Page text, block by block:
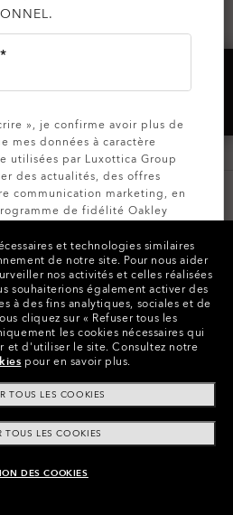
PRODUIT
PASSER UNE
et technologies similaires
de notre site. Pour nous aider
nos activités et celles réalisées
souhaiterions également activer des
à des fins analytiques, sociales et de
cliquez sur « Refuser tous les
les cookies nécessaires qui
et d'utiliser le site. Consultez notre
pour en savoir plus.
TOUS LES COOKIES
TOUS LES COOKIES
DES COOKIES
», je confirme avoir plus de
mes données à caractère
utilisées par Luxottica Group
des actualités, des offres
communication marketing, en
de fidélité Oakley
plus d’informations).